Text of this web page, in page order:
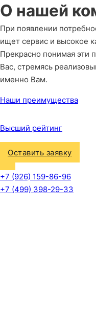
О нашей
При появлении
ищет сервис и высокое
Прекрасно понимая эти
Вас, стремясь
именно Вам.
Наши преимущества
Высший рейтинг
Оставить заявку
+7 (926) 159-86-96
+7 (499) 398-29-33